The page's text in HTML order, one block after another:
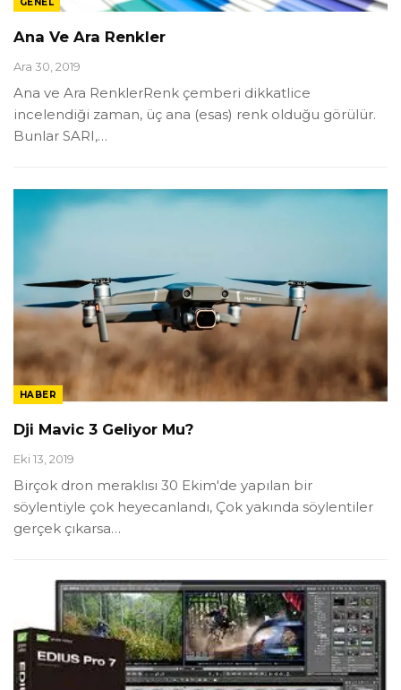
Ana Ve Ara Renkler
Ara 30, 2019
Ana ve Ara RenklerRenk çemberi dikkatlice
incelendiği zaman, üç ana (esas) renk olduğu görülür.
Bunlar SARI,…
HABER
Dji Mavic 3 Geliyor Mu?
Eki 13, 2019
Birçok dron meraklısı 30 Ekim'de yapılan bir
söylentiyle çok heyecanlandı, Çok yakında söylentiler
gerçek çıkarsa…